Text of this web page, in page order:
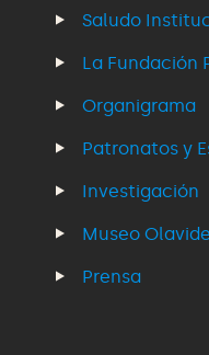
Saludo
La Fundación
Organigrama
Patronatos y
Investigación
Museo Olavide
Prensa